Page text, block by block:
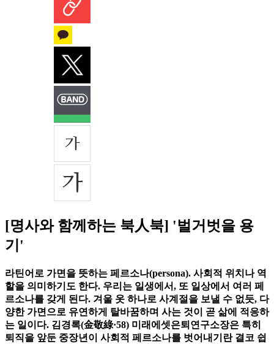
[명사와 함께하는 북人북] '벌거벗을 용
기'
라틴어로 가면을 뜻하는 페르소나(persona). 사회적 위치나 역
할을 의미하기도 한다. 우리는 일생에서, 또 일상에서 여러 페
르소나를 갖게 된다. 겨울 옷 하나로 사계절을 보낼 수 없듯, 다
양한 가면으로 유연하게 탈바꿈하며 사는 것이 곧 삶에 적응하
는 일이다. 김경록(金敬綠·58) 미래에셋은퇴연구소장은 특히
퇴직을 앞둔 중장년이 사회적 페르소나를 벗어내기란 결코 쉽